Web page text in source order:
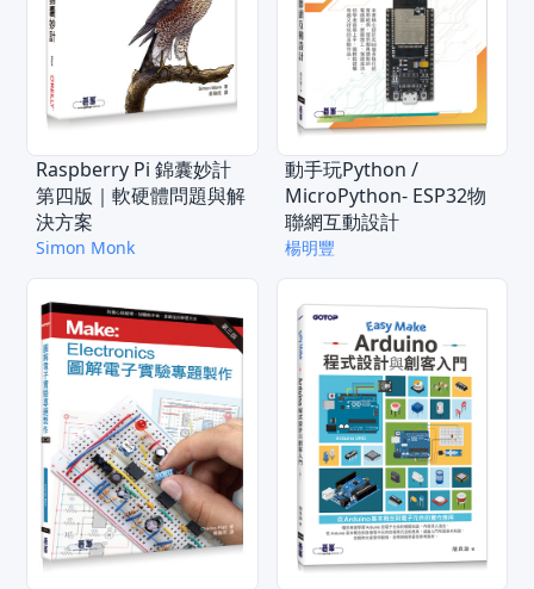
Raspberry Pi 錦囊妙計
第四版｜軟硬體問題與解
決方案
Simon Monk
動手玩Python /
MicroPython- ESP32物
聯網互動設計
楊明豐